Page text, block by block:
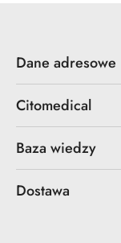
Dane adresowe
Citomedical
Baza wiedzy
Dostawa